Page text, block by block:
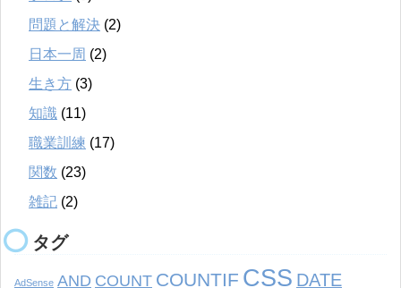
問題と解決 (2)
日本一周 (2)
生き方 (3)
知識 (11)
職業訓練 (17)
関数 (23)
雑記 (2)
タグ
AdSense AND COUNT COUNTIF CSS DATE